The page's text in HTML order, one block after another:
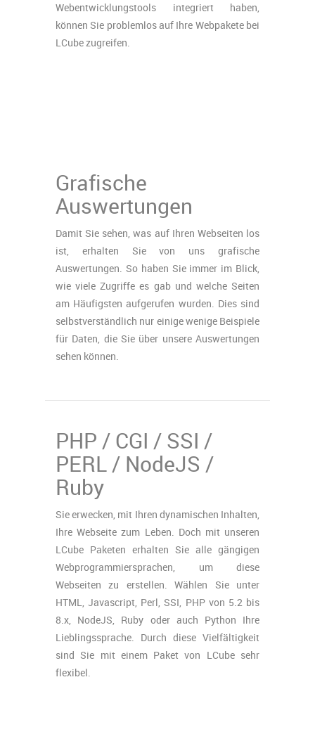
Webentwicklungstools integriert haben,
können Sie problemlos auf Ihre Webpakete bei
LCube zugreifen.
Grafische
Auswertungen
Damit Sie sehen, was auf Ihren Webseiten los
ist, erhalten Sie von uns grafische
Auswertungen. So haben Sie immer im Blick,
wie viele Zugriffe es gab und welche Seiten
am Häufigsten aufgerufen wurden. Dies sind
selbstverständlich nur einige wenige Beispiele
für Daten, die Sie über unsere Auswertungen
sehen können.
PHP / CGI / SSI /
PERL / NodeJS /
Ruby
Sie erwecken, mit Ihren dynamischen Inhalten,
Ihre Webseite zum Leben. Doch mit unseren
LCube Paketen erhalten Sie alle gängigen
Webprogrammiersprachen, um diese
Webseiten zu erstellen. Wählen Sie unter
HTML, Javascript, Perl, SSI, PHP von 5.2 bis
8.x, NodeJS, Ruby oder auch Python Ihre
Lieblingssprache. Durch diese Vielfältigkeit
sind Sie mit einem Paket von LCube sehr
flexibel.